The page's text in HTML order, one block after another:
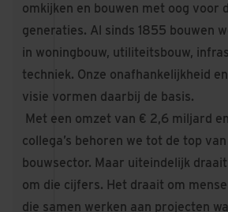
omkijken en bouwen met oog voor
generaties. Al sinds 1855 bouwen
in woningbouw, utiliteitsbouw,
techniek. Onze onafhankelijkheid
visie vormen daarbij de basis.
Met een omzet van € 2,6 miljard
collega’s behoren we tot de top
bouwsector. Maar uiteindelijk
om die cijfers. Het draait om
die samen werken aan projecten